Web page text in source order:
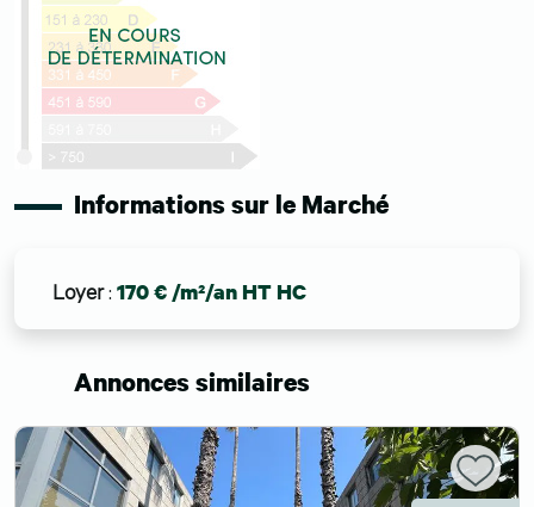
Informations sur le Marché
Loyer: 170 € /m²/an HT HC
Annonces similaires